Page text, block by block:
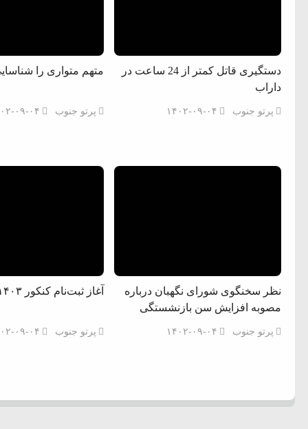
دستگیری قاتل کمتر از 24 ساعت در
داراب
پرتو جنوب ۱۴۰۲-۰۹-۰۴
متهم متواری را
پرتو جنوب ۱۴۰۲-
نظر سخنگوی شورای نگهبان درباره
مصوبه افزایش سن بازنشستگی
پرتو جنوب ۱۴۰۲-۰۹-۰۴
آغاز ثبت‌نام کنکور ۱۴۰۳ از فردا
پرتو جنوب ۱۴۰۲-
فساد و اختلاس اموال
واهی و کذب محض است
نشده است
علیه ایران است